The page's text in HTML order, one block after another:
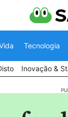
Tecnologia
Inovação &